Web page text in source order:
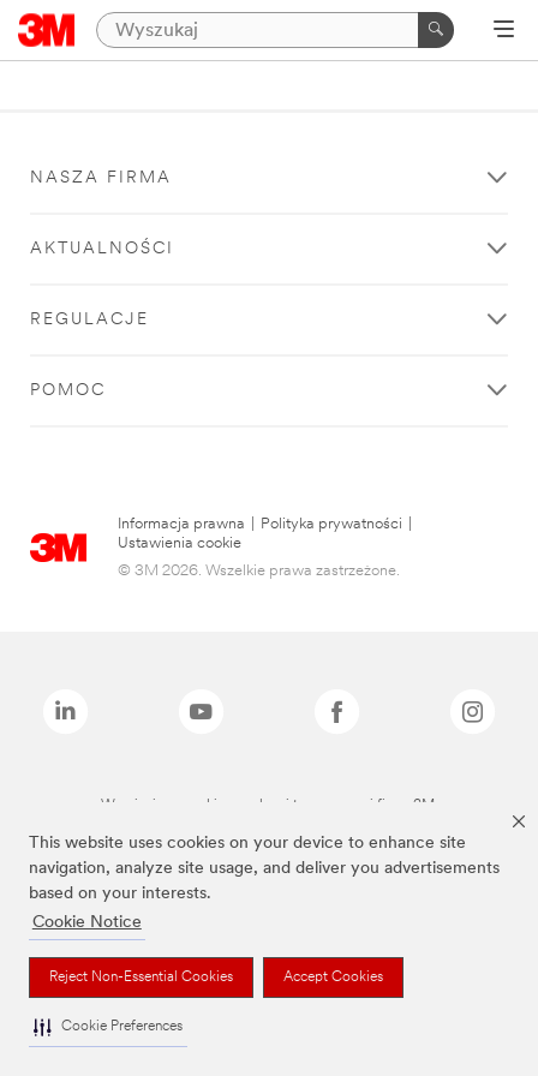
This website uses cookies on your device to enhance site
navigation, analyze site usage, and deliver you advertisements
based on your interests.
Cookie Notice
Reject Non-Essential Cookies Accept Cookies
Cookie Preferences
NASZA FIRMA
AKTUALNOŚCI
REGULACJE
POMOC
Informacja prawna Polityka prywatności
Ustawienia cookie
© 3M 2026. Wszelkie prawa zastrzeżone.
Wymienione marki są znakami towarowymi firmy 3M.